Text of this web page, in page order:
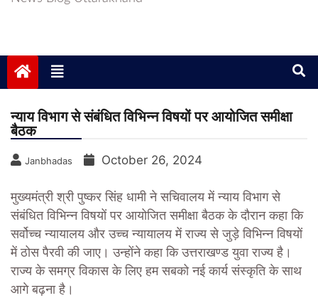
न्याय विभाग से संबंधित विभिन्न विषयों पर आयोजित समीक्षा
बैठक
Janbhadas October 26, 2024
मुख्यमंत्री श्री पुष्कर सिंह धामी ने सचिवालय में न्याय विभाग से
संबंधित विभिन्न विषयों पर आयोजित समीक्षा बैठक के दौरान कहा कि
सर्वोच्च न्यायालय और उच्च न्यायालय में राज्य से जुड़े विभिन्न विषयों
में ठोस पैरवी की जाए। उन्होंने कहा कि उत्तराखण्ड युवा राज्य है।
राज्य के समग्र विकास के लिए हम सबको नई कार्य संस्कृति के साथ
आगे बढ़ना है।